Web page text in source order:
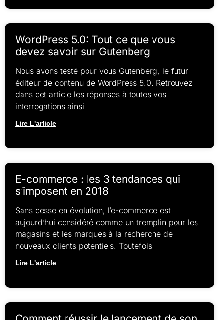
WordPress 5.0: Tout ce que vous
devez savoir sur Gutenberg
Nous avons testé pour vous Gutenberg, le futur
éditeur de contenu de WordPress 5.0. Retrouvez
dans cet article les réponses à toutes vos
interrogations ainsi
Lire L'article
E-commerce : les 3 tendances qui
s’imposent en 2018
Sans cesse en évolution, l’e-commerce est
aujourd’hui considéré comme un tremplin pour les
magasins et les marques à la recherche de
nouveaux clients potentiels. Toutefois,
Lire L'article